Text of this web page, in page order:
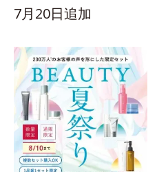
7月20日追加